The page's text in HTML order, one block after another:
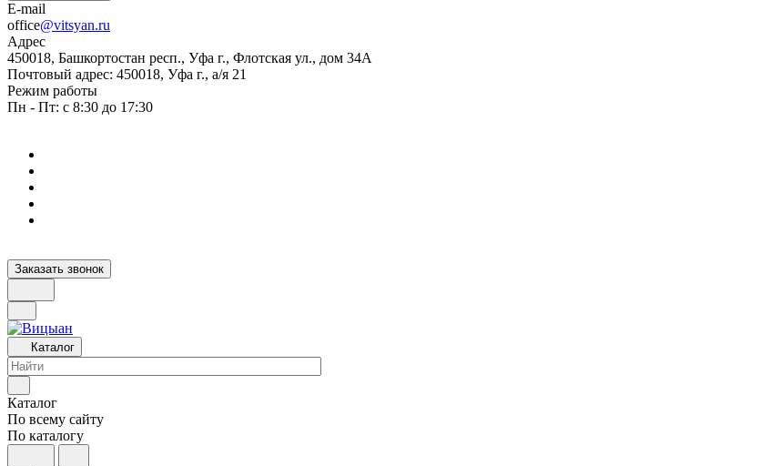
E-mail
office@vitsyan.ru
Адрес
450018, Башкортостан респ., Уфа г., Флотская ул., дом 34А
Почтовый адрес: 450018, Уфа г., а/я 21
Режим работы
Пн - Пт: с 8:30 до 17:30
Заказать звонок
Каталог
Каталог
По всему сайту
По каталогу